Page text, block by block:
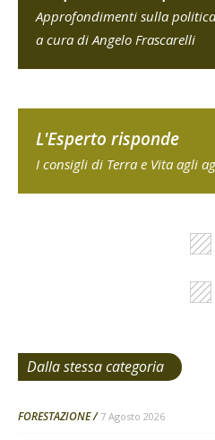
Approfondimenti sulla
a cura di Angelo Frascarelli
L'Esperto risponde
I consigli di Terra e Vita agli
Dalla stessa categoria
FORESTAZIONE 7 Agosto 2026